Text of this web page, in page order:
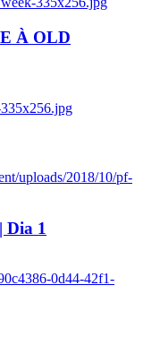
À OLD
uploads/2018/10/pf-
Dia 1
0d44-42f1-